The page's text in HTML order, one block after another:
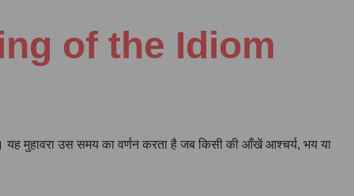
of the Idiom
यह मुहावरा उस समय का वर्णन करता है जब किसी की आँखें आश्चर्य, भय या